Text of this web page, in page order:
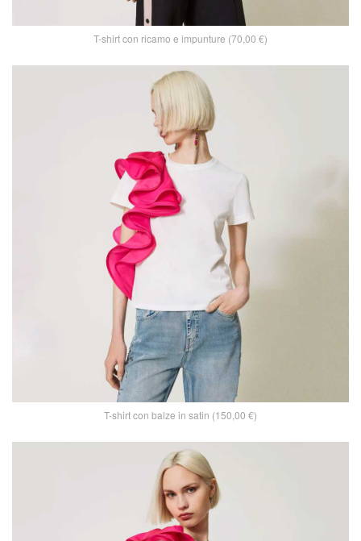
T-shirt con ricamo e impunture (70,00 €)
T-shirt con balze in satin (150,00 €)